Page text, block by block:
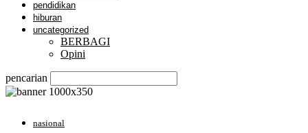
pendidikan
hiburan
uncategorized
BERBAGI
Opini
pencarian
nasional